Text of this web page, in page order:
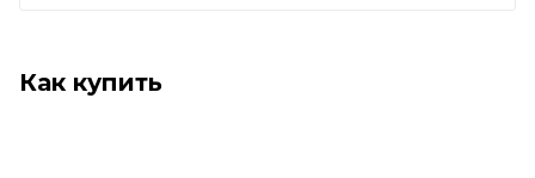
Как купить